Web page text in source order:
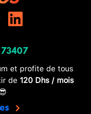
73407
et profite de tous
de 120 Dhs / mois